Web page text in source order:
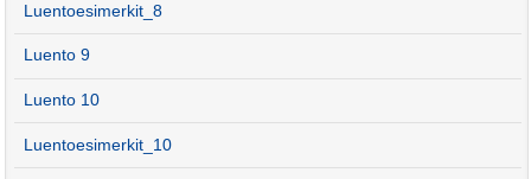
Luentoesimerkit_8
Luento 9
Luento 10
Luentoesimerkit_10